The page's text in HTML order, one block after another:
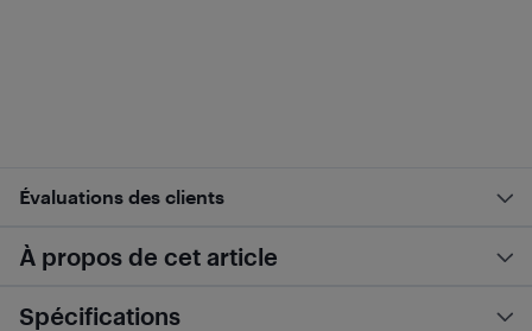
Évaluations des clients
À propos de cet article
Spécifications